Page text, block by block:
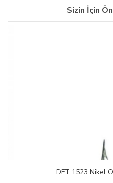
Sizin İçin
DFT 1523 Nikel